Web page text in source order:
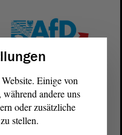
Einige von
andere uns
oder zusätzliche
stellen.